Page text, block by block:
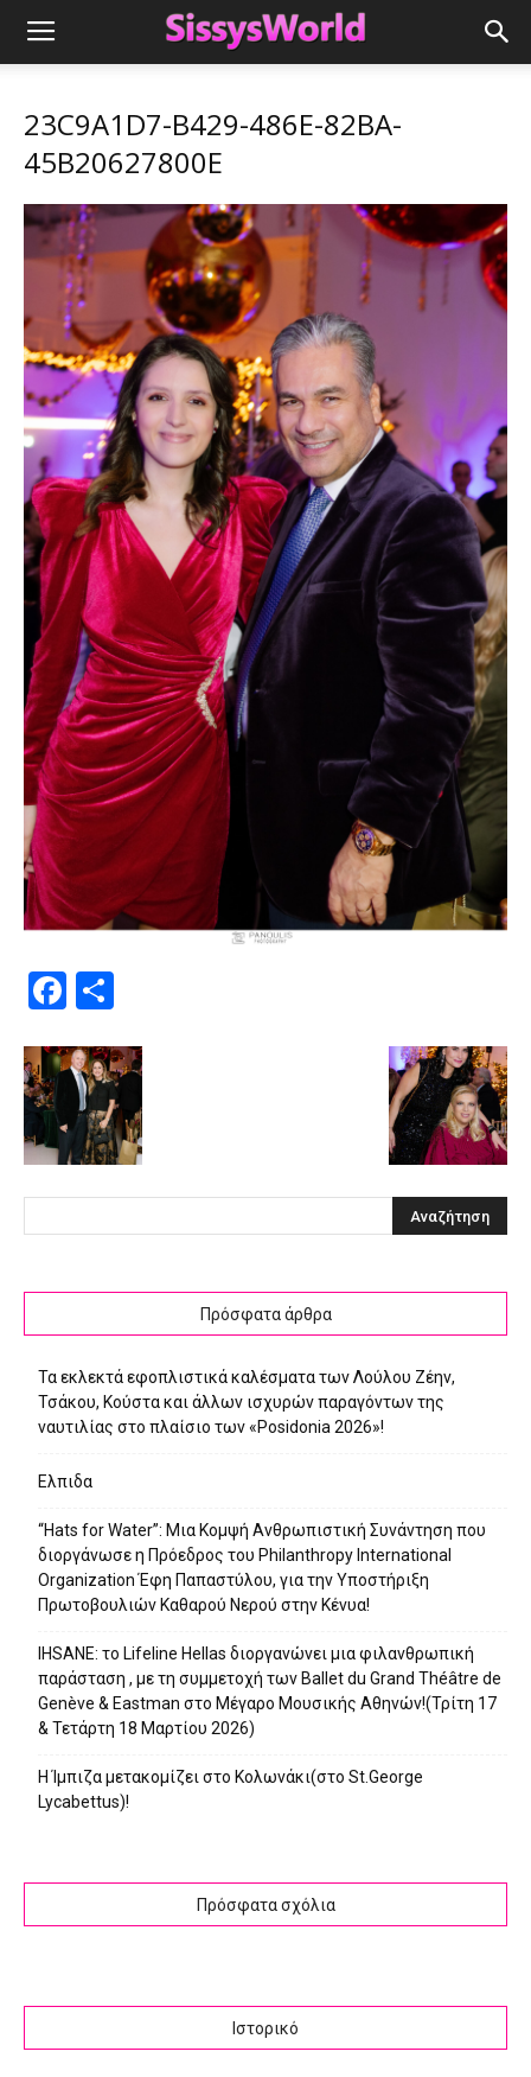
23C9A1D7-B429-486E-82BA-
45B20627800E
Facebook
Πρόσφατα άρθρα
Τα εκλεκτά εφοπλιστικά καλέσματα των Λούλου Ζέην,
Τσάκου, Κούστα και άλλων ισχυρών παραγόντων της
ναυτιλίας στο πλαίσιο των «Posidonia 2026»!
Ελπιδα
“Hats for Water”: Μια Κομψή Ανθρωπιστική Συνάντηση που
διοργάνωσε η Πρόεδρος του Philanthropy International
Organization Έφη Παπαστύλου, για την Υποστήριξη
Πρωτοβουλιών Καθαρού Νερού στην Κένυα!
IHSANE: το Lifeline Hellas διοργανώνει μια φιλανθρωπική
παράσταση , με τη συμμετοχή των Ballet du Grand Théâtre de
Genève & Eastman στο Μέγαρο Μουσικής Αθηνών!(Τρίτη 17
& Τετάρτη 18 Μαρτίου 2026)
Η Ίμπιζα μετακομίζει στο Κολωνάκι(στο St.George
Lycabettus)!
Πρόσφατα σχόλια
Ιστορικό